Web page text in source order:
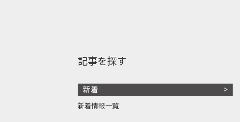
記事を探す
新着
新着情報一覧